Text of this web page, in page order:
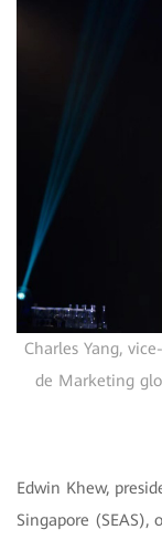
Charles Yang,
de Marketing
Edwin Khew,
Singapore (SEAS),